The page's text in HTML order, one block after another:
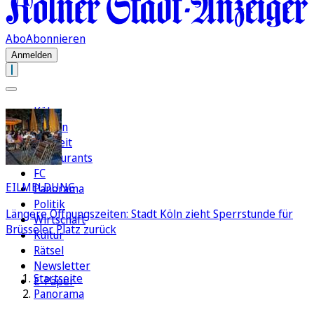
AboAbonnieren
Anmelden
Köln
Region
Freizeit
Restaurants
FC
Panorama
Politik
Wirtschaft
Kultur
Rätsel
Newsletter
E-Paper
EILMELDUNG
Längere Öffnungszeiten: Stadt Köln zieht Sperrstunde für
Brüsseler Platz zurück
Startseite
Panorama